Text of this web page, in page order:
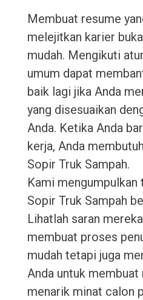
Membuat resume
melejitkan karier
mudah. Mengikuti
umum dapat
baik lagi jika Anda
yang disesuaikan
Anda. Ketika Anda
kerja, Anda
Sopir Truk Sampah.
Kami
Sopir Truk Sampah
Lihatlah saran
membuat proses
mudah tetapi juga
Anda untuk membuat
menarik minat calon